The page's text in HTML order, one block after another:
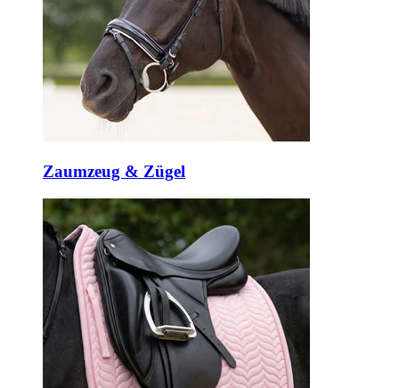
Zaumzeug & Zügel